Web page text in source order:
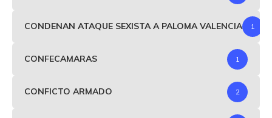
CONDENAN ATAQUE SEXISTA A PALOMA VALENCIA 1
CONFECAMARAS 1
CONFICTO ARMADO 2